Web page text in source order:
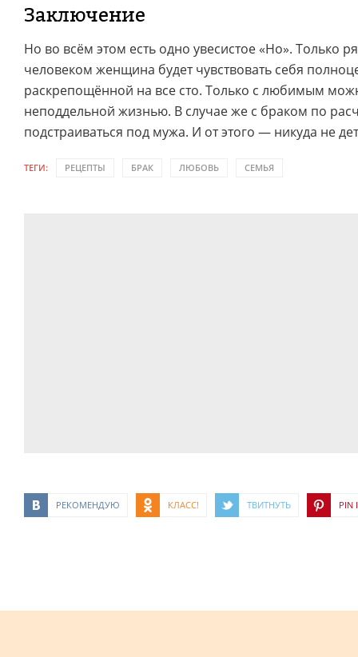
Заключение
Но во всём этом есть одно увесистое «Но». Только
человеком женщина будет чувствовать себя
раскрепощённой на все сто. Только с любимым
неподдельной жизнью. В случае же с браком по
подстраиваться под мужа. И от этого — никуда не
ТЕГИ: РЕЦЕПТЫ БРАК ЛЮБОВЬ СЕМЬЯ
РЕКОМЕНДУЮ КЛАСС! ТВИТНУТЬ PIN